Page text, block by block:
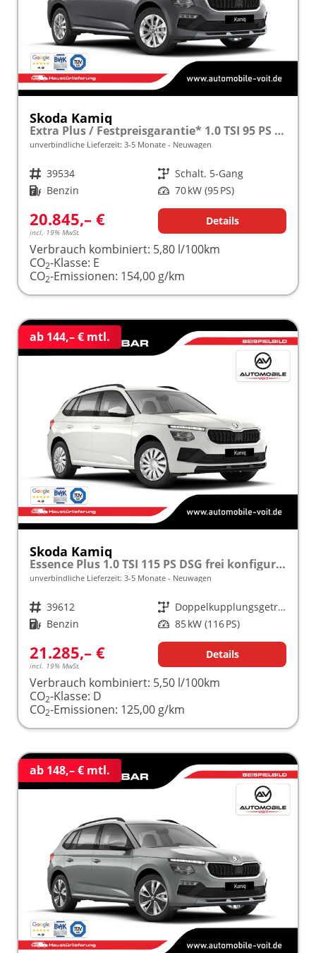
Skoda Kamiq
Extra Plus / Festpreisgarantie* 1.0 TSI 95 PS inkl. 5 J. Garantie frei konfigurierbar!
unverbindliche Lieferzeit: 3-5 Monate Neuwagen
Fahrzeugnr. 39534 Getriebe Schalt. 5-Gang
Kraftstoff Benzin Leistung 70 kW (95 PS)
20.845,– €
incl. 19% MwSt.
Details
Verbrauch kombiniert: 5,80 l/100km
CO2-Klasse: E
CO2-Emissionen: 154,00 g/km
ab 144,– € mtl.
Skoda Kamiq
Essence Plus 1.0 TSI 115 PS DSG frei konfigurierbar!
unverbindliche Lieferzeit: 3-5 Monate Neuwagen
Fahrzeugnr. 39612 Getriebe
Doppelkupplungsgetriebe (DSG)
Kraftstoff Benzin Leistung 85 kW (116 PS)
21.285,– €
incl. 19% MwSt.
Details
Verbrauch kombiniert: 5,50 l/100km
CO2-Klasse: D
CO2-Emissionen: 125,00 g/km
ab 148,– € mtl.